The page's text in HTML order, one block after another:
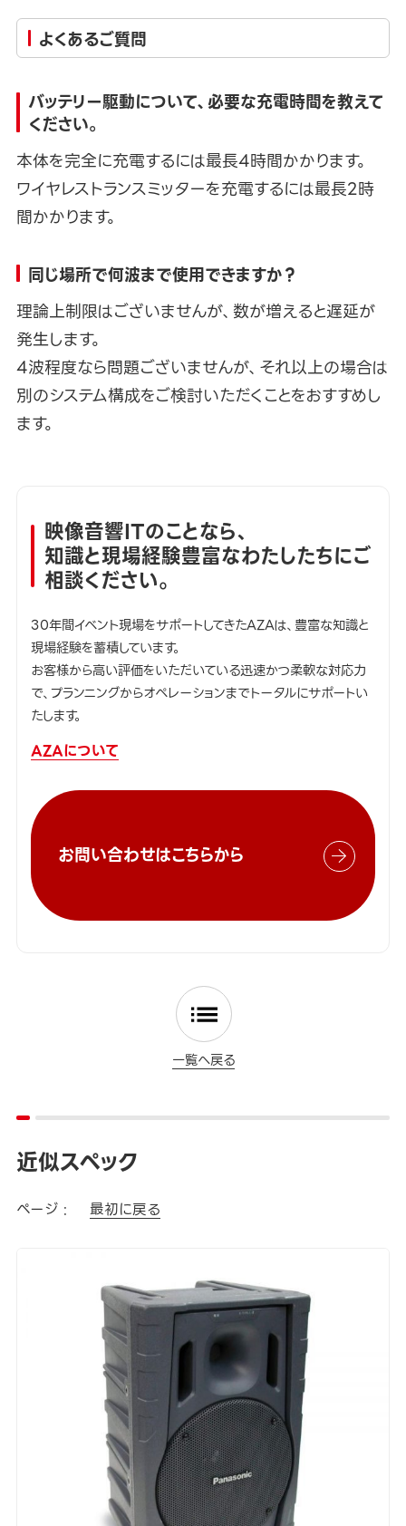
よくあるご質問
バッテリー駆動について、必要な充電時間を教えて
ください。
本体を完全に充電するには最長4時間かかります。
ワイヤレストランスミッターを充電するには最長2時
間かかります。
同じ場所で何波まで使用できますか？
理論上制限はございませんが、数が増えると遅延が
発生します。
4波程度なら問題ございませんが、それ以上の場合は
別のシステム構成をご検討いただくことをおすすめし
ます。
映像音響ITのことなら、
知識と現場経験豊富なわたしたちにご
相談ください。
30年間イベント現場をサポートしてきたAZAは、豊富な知識と
現場経験を蓄積しています。
お客様から高い評価をいただいている迅速かつ柔軟な対応力
で、プランニングからオペレーションまでトータルにサポートい
たします。
AZAについて
お問い合わせはこちらから
一覧へ戻る
近似スペック
ページ : 最初に戻る